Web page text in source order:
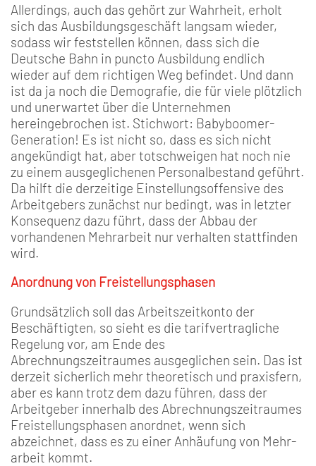
Allerdings, auch das gehört zur Wahrheit, erholt
sich das Ausbildungsgeschäft langsam wieder,
sodass wir feststellen können, dass sich die
Deutsche Bahn in puncto Ausbildung endlich
wieder auf dem richtigen Weg befindet. Und dann
ist da ja noch die Demografie, die für viele plötzlich
und unerwartet über die Unternehmen
hereingebrochen ist. Stichwort: Babyboomer-
Generation! Es ist nicht so, dass es sich nicht
angekündigt hat, aber totschweigen hat noch nie
zu einem ausgeglichenen Personalbestand geführt.
Da hilft die derzeitige Einstellungsoffensive des
Arbeitgebers zunächst nur bedingt, was in letzter
Konsequenz dazu führt, dass der Abbau der
vorhandenen Mehrarbeit nur verhalten stattfinden
wird.
Anordnung von Freistellungsphasen
Grundsätzlich soll das Arbeitszeitkonto der
Beschäftigten, so sieht es die tarifvertragliche
Regelung vor, am Ende des
Abrechnungszeitraumes ausgeglichen sein. Das ist
derzeit sicherlich mehr theoretisch und praxisfern,
aber es kann trotz­ dem dazu führen, dass der
Arbeitgeber innerhalb des Abrechnungszeitraumes
Freistellungsphasen anordnet, wenn sich
abzeichnet, dass es zu einer Anhäufung von Mehr­
arbeit kommt.